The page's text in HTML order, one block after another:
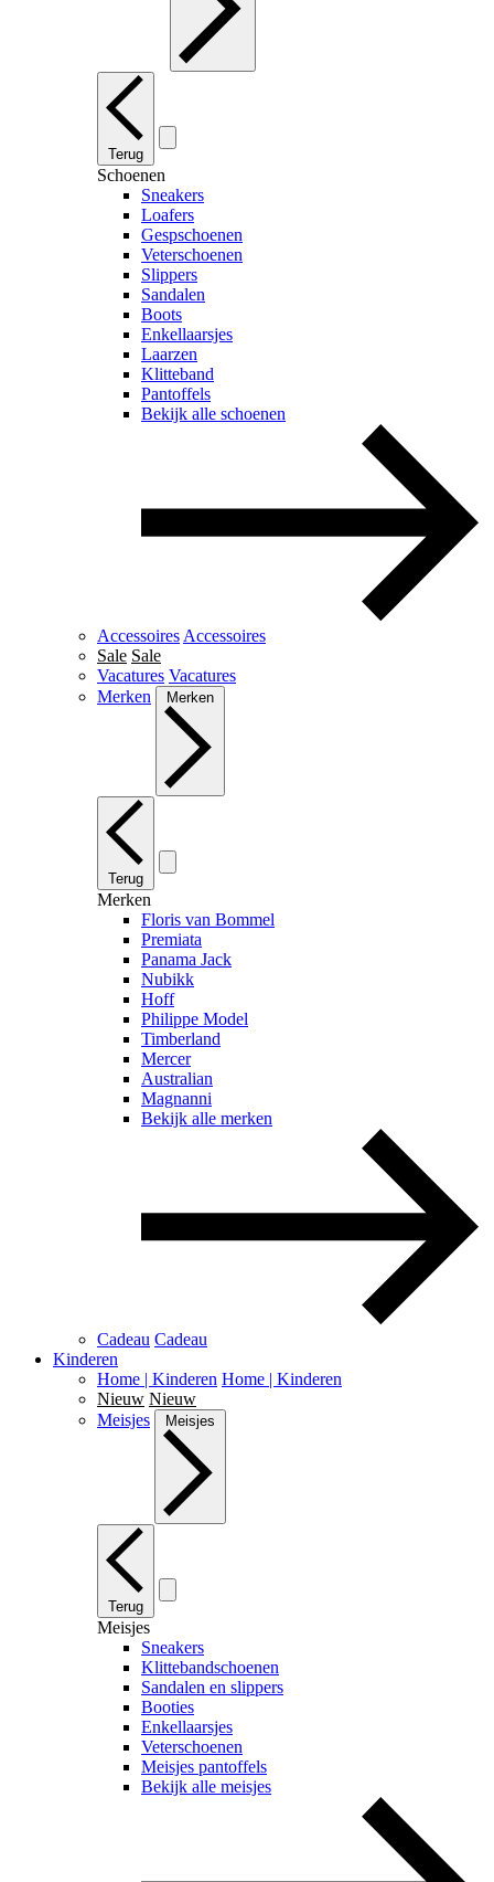
Terug
Schoenen
Sneakers
Loafers
Gespschoenen
Veterschoenen
Slippers
Sandalen
Boots
Enkellaarsjes
Laarzen
Klitteband
Pantoffels
Bekijk alle schoenen
Accessoires Accessoires
Sale Sale
Vacatures Vacatures
Merken
Merken
Terug
Merken
Floris van Bommel
Premiata
Panama Jack
Nubikk
Hoff
Philippe Model
Timberland
Mercer
Australian
Magnanni
Bekijk alle merken
Cadeau Cadeau
Kinderen
Home | Kinderen Home | Kinderen
Nieuw Nieuw
Meisjes
Meisjes
Terug
Meisjes
Sneakers
Klittebandschoenen
Sandalen en slippers
Booties
Enkellaarsjes
Veterschoenen
Meisjes pantoffels
Bekijk alle meisjes